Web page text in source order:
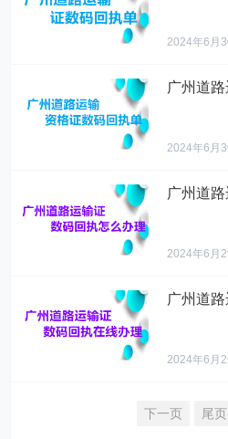
2024年6月
广州道
2024年6月
广州道
2024年6月
广州道
2024年6月
下一页 尾页